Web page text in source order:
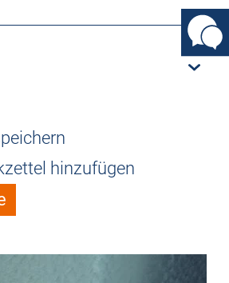
hinzufügen